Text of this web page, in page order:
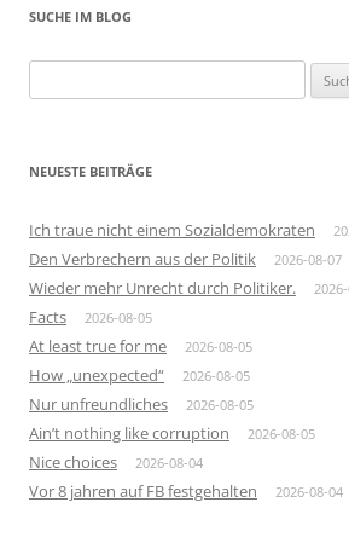
SUCHE IM BLOG
nach:
NEUESTE BEITRÄGE
Ich traue nicht einem Sozialdemokraten
Den Verbrechern aus der Politik 2026-08-07
Wieder mehr Unrecht durch Politiker.
Facts 2026-08-05
At least true for me 2026-08-05
How „unexpected“ 2026-08-05
Nur unfreundliches 2026-08-05
Ain’t nothing like corruption 2026-08-05
Nice choices 2026-08-04
Vor 8 jahren auf FB festgehalten 2026-08-04